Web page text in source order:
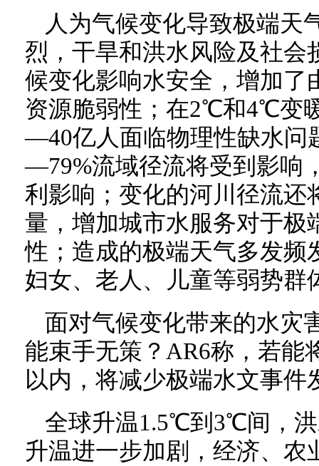
人为气候变化导致极端天
烈，干旱和洪水风险及社会
候变化影响水安全，增加了
资源脆弱性；在2℃和4℃变
—40亿人面临物理性缺水问
—79%流域径流将受到影响
利影响；变化的河川径流还
量，增加城市水服务对于极
性；造成的极端天气多发频
妇女、老人、儿童等弱势群
面对气候变化带来的水灾
能束手无策？AR6称，若能
以内，将减少极端水文事件
全球升温1.5℃到3℃间，
升温进一步加剧，经济、农